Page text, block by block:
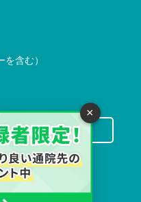
含む）
の先生方へ
×